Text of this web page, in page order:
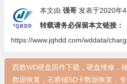
本文由 强哥 发表于2020年
转载请务必保留本文链接：
https://www.jqhdd.com/wddata/
西数WD硬盘固件下载，硬盘维修，
数据恢复，石桥铺SD卡数据恢复，